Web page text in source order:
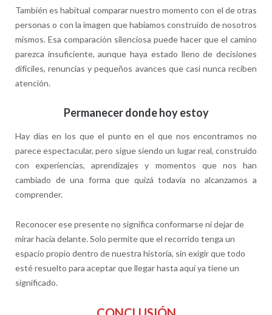
También es habitual comparar nuestro momento con el de otras
personas o con la imagen que habíamos construido de nosotros
mismos. Esa comparación silenciosa puede hacer que el camino
parezca insuficiente, aunque haya estado lleno de decisiones
difíciles, renuncias y pequeños avances que casi nunca reciben
atención.
Permanecer donde hoy estoy
Hay días en los que el punto en el que nos encontramos no
parece espectacular, pero sigue siendo un lugar real, construido
con experiencias, aprendizajes y momentos que nos han
cambiado de una forma que quizá todavía no alcanzamos a
comprender.
Reconocer ese presente no significa conformarse ni dejar de
mirar hacia delante. Solo permite que el recorrido tenga un
espacio propio dentro de nuestra historia, sin exigir que todo
esté resuelto para aceptar que llegar hasta aquí ya tiene un
significado.